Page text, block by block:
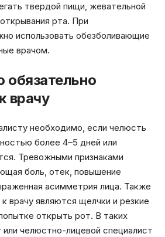
твердой пищи, жевательной
рта. При
использовать обезболивающие
врачом.
обязательно
врачу
необходимо, если челюсть
более 4–5 дней или
Тревожными признаками
боль, отек, повышение
асимметрия лица. Также
врачу являются щелчки и резкие
открыть рот. В таких
или челюстно-лицевой специалист